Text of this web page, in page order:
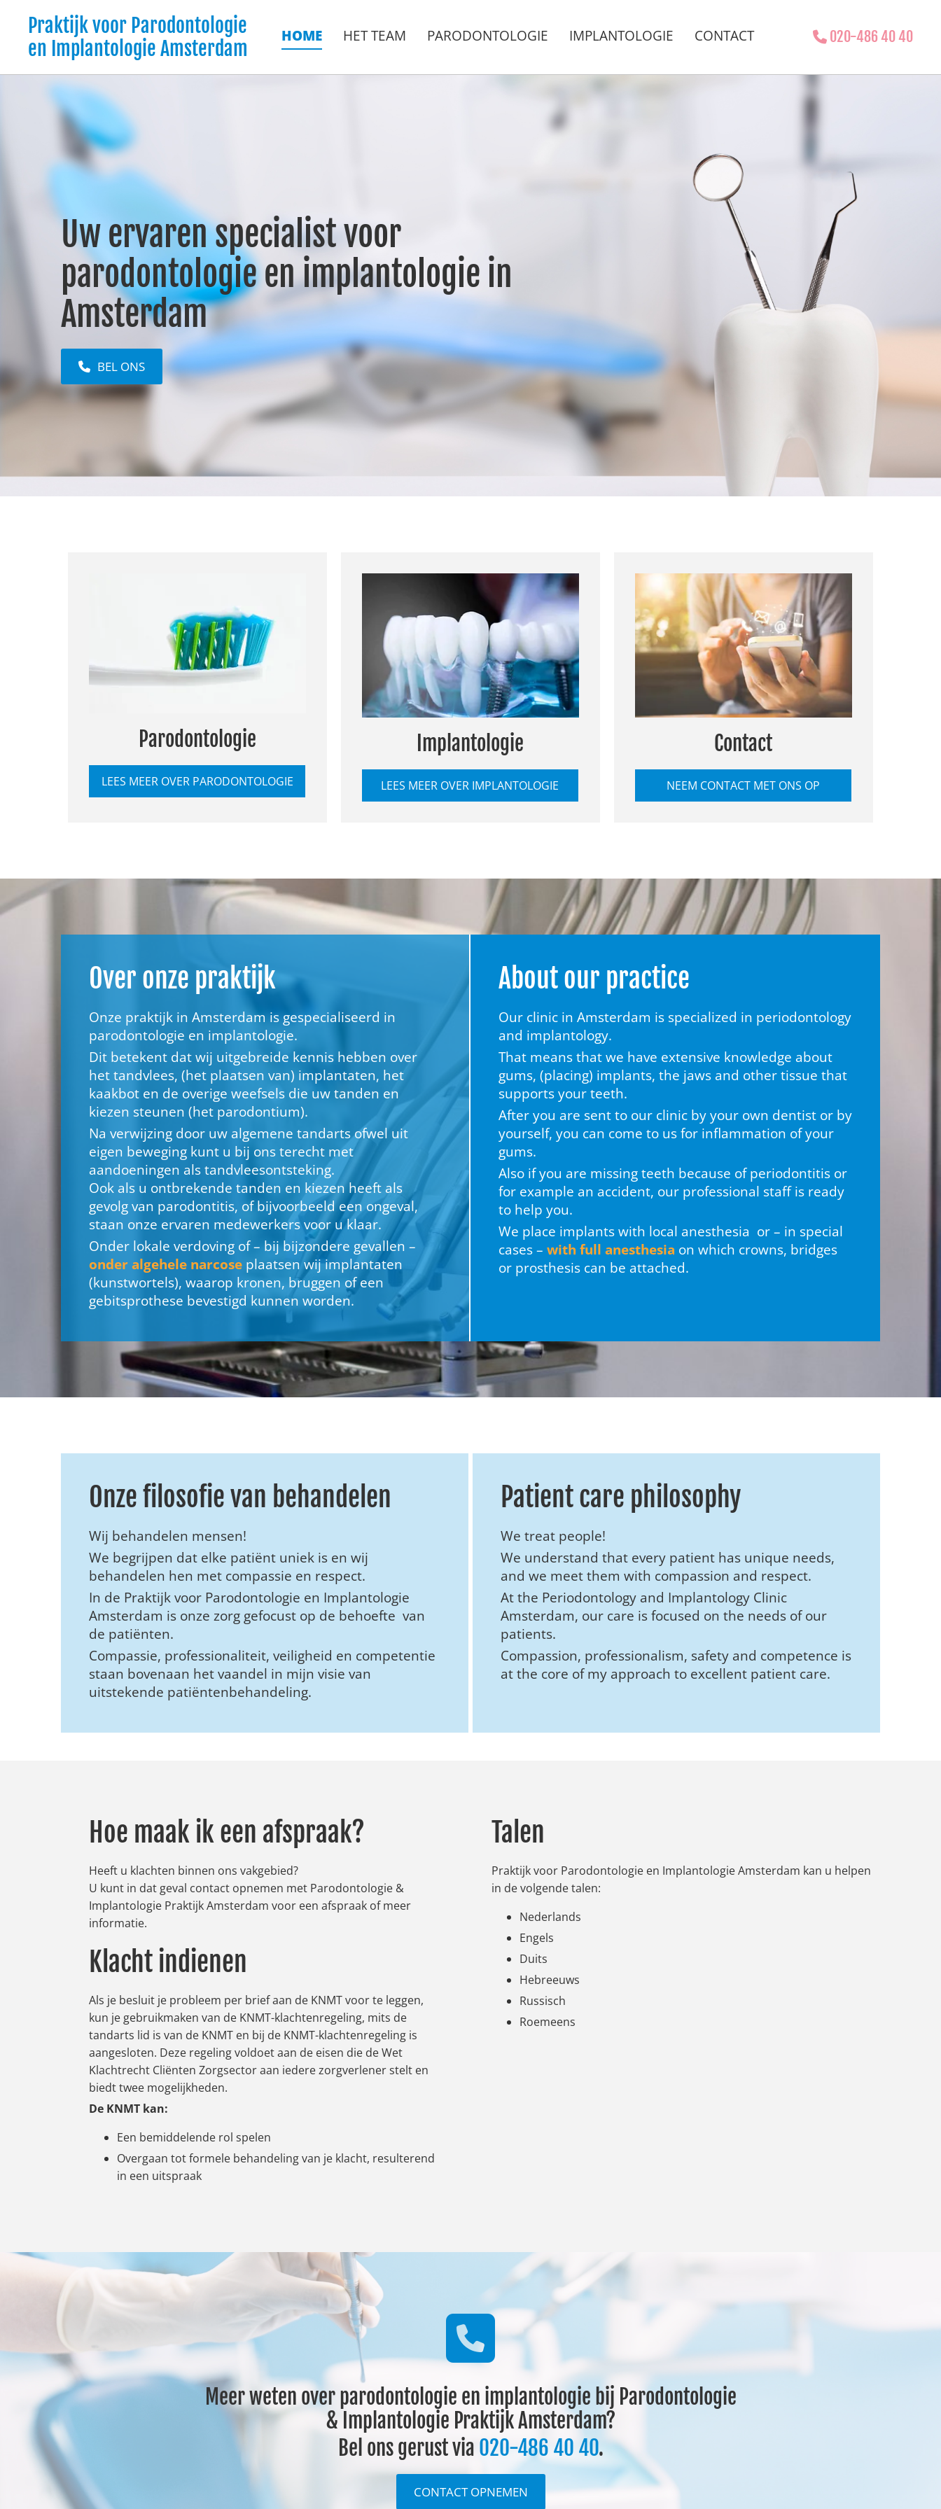
Praktijk voor Parodontologie
en Implantologie Amsterdam
HOME HET TEAM PARODONTOLOGIE IMPLANTOLOGIE CONTACT  020-486 40 40
Uw ervaren specialist voor
parodontologie en implantologie in
Amsterdam
BEL ONS
Parodontologie
LEES MEER OVER PARODONTOLOGIE
Implantologie
LEES MEER OVER IMPLANTOLOGIE
Contact
NEEM CONTACT MET ONS OP
Over onze praktijk
Onze praktijk in Amsterdam is gespecialiseerd in
parodontologie en implantologie.
Dit betekent dat wij uitgebreide kennis hebben over
het tandvlees, (het plaatsen van) implantaten, het
kaakbot en de overige weefsels die uw tanden en
kiezen steunen (het parodontium).
Na verwijzing door uw algemene tandarts ofwel uit
eigen beweging kunt u bij ons terecht met
aandoeningen als tandvleesontsteking.
Ook als u ontbrekende tanden en kiezen heeft als
gevolg van parodontitis, of bijvoorbeeld een ongeval,
staan onze ervaren medewerkers voor u klaar.
Onder lokale verdoving of – bij bijzondere gevallen –
onder algehele narcose plaatsen wij implantaten
(kunstwortels), waarop kronen, bruggen of een
gebitsprothese bevestigd kunnen worden.
About our practice
Our clinic in Amsterdam is specialized in periodontology
and implantology.
That means that we have extensive knowledge about
gums, (placing) implants, the jaws and other tissue that
supports your teeth.
After you are sent to our clinic by your own dentist or by
yourself, you can come to us for inflammation of your
gums.
Also if you are missing teeth because of periodontitis or
for example an accident, our professional staff is ready
to help you.
We place implants with local anesthesia or – in special
cases – with full anesthesia on which crowns, bridges
or prosthesis can be attached.
Onze filosofie van behandelen
Wij behandelen mensen!
We begrijpen dat elke patiënt uniek is en wij
behandelen hen met compassie en respect.
In de Praktijk voor Parodontologie en Implantologie
Amsterdam is onze zorg gefocust op de behoefte van
de patiënten.
Compassie, professionaliteit, veiligheid en competentie
staan bovenaan het vaandel in mijn visie van
uitstekende patiëntenbehandeling.
Patient care philosophy
We treat people!
We understand that every patient has unique needs,
and we meet them with compassion and respect.
At the Periodontology and Implantology Clinic
Amsterdam, our care is focused on the needs of our
patients.
Compassion, professionalism, safety and competence is
at the core of my approach to excellent patient care.
Hoe maak ik een afspraak?
Heeft u klachten binnen ons vakgebied?
U kunt in dat geval contact opnemen met Parodontologie &
Implantologie Praktijk Amsterdam voor een afspraak of meer
informatie.
Klacht indienen
Als je besluit je probleem per brief aan de KNMT voor te leggen,
kun je gebruikmaken van de KNMT-klachtenregeling, mits de
tandarts lid is van de KNMT en bij de KNMT-klachtenregeling is
aangesloten. Deze regeling voldoet aan de eisen die de Wet
Klachtrecht Cliënten Zorgsector aan iedere zorgverlener stelt en
biedt twee mogelijkheden.
De KNMT kan:
Een bemiddelende rol spelen
Overgaan tot formele behandeling van je klacht, resulterend
in een uitspraak
Talen
Praktijk voor Parodontologie en Implantologie Amsterdam kan u helpen
in de volgende talen:
Nederlands
Engels
Duits
Hebreeuws
Russisch
Roemeens
Meer weten over parodontologie en implantologie bij Parodontologie
& Implantologie Praktijk Amsterdam?
Bel ons gerust via 020-486 40 40.
CONTACT OPNEMEN